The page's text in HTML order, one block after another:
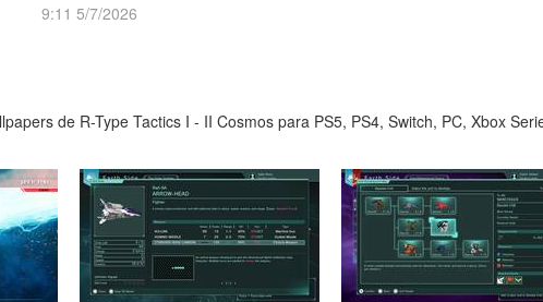
9:11 5/7/2026
de R-Type Tactics I - II Cosmos para PS5, PS4, Switch, PC, Xbox